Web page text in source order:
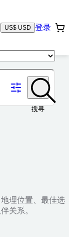
US$ USD 登录
搜寻
理位置、最佳选
关系。